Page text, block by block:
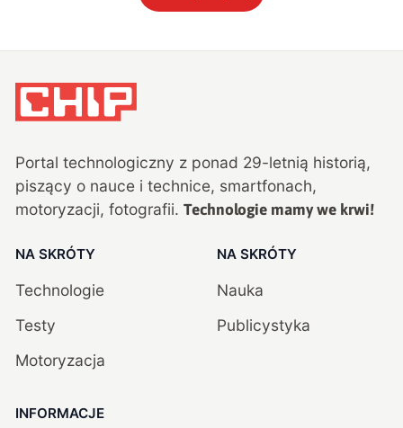
Portal technologiczny z ponad 29-letnią historią,
piszący o nauce i technice, smartfonach,
motoryzacji, fotografii. Technologie mamy we krwi!
NA SKRÓTY
Technologie
Testy
Motoryzacja
NA SKRÓTY
Nauka
Publicystyka
INFORMACJE